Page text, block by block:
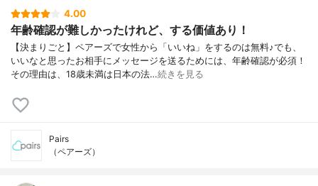
4.00
年齢確認が難しかったけれど、する価値あり！
【決まりごと】ペアーズで女性から「いいね」をするのは無料♪でも、
いいなと思ったお相手にメッセージを送るためには、年齢確認が必須！
その理由は、18歳未満は日本の法…続きを見る
Pairs
（ペアーズ）